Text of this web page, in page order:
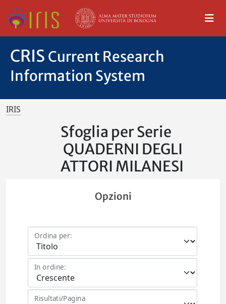
CRIS Current Research
Information System
IRIS
Sfoglia per Serie
QUADERNI DEGLI
ATTORI MILANESI
Opzioni
Ordina per:
In ordine:
Risultati/Pagina